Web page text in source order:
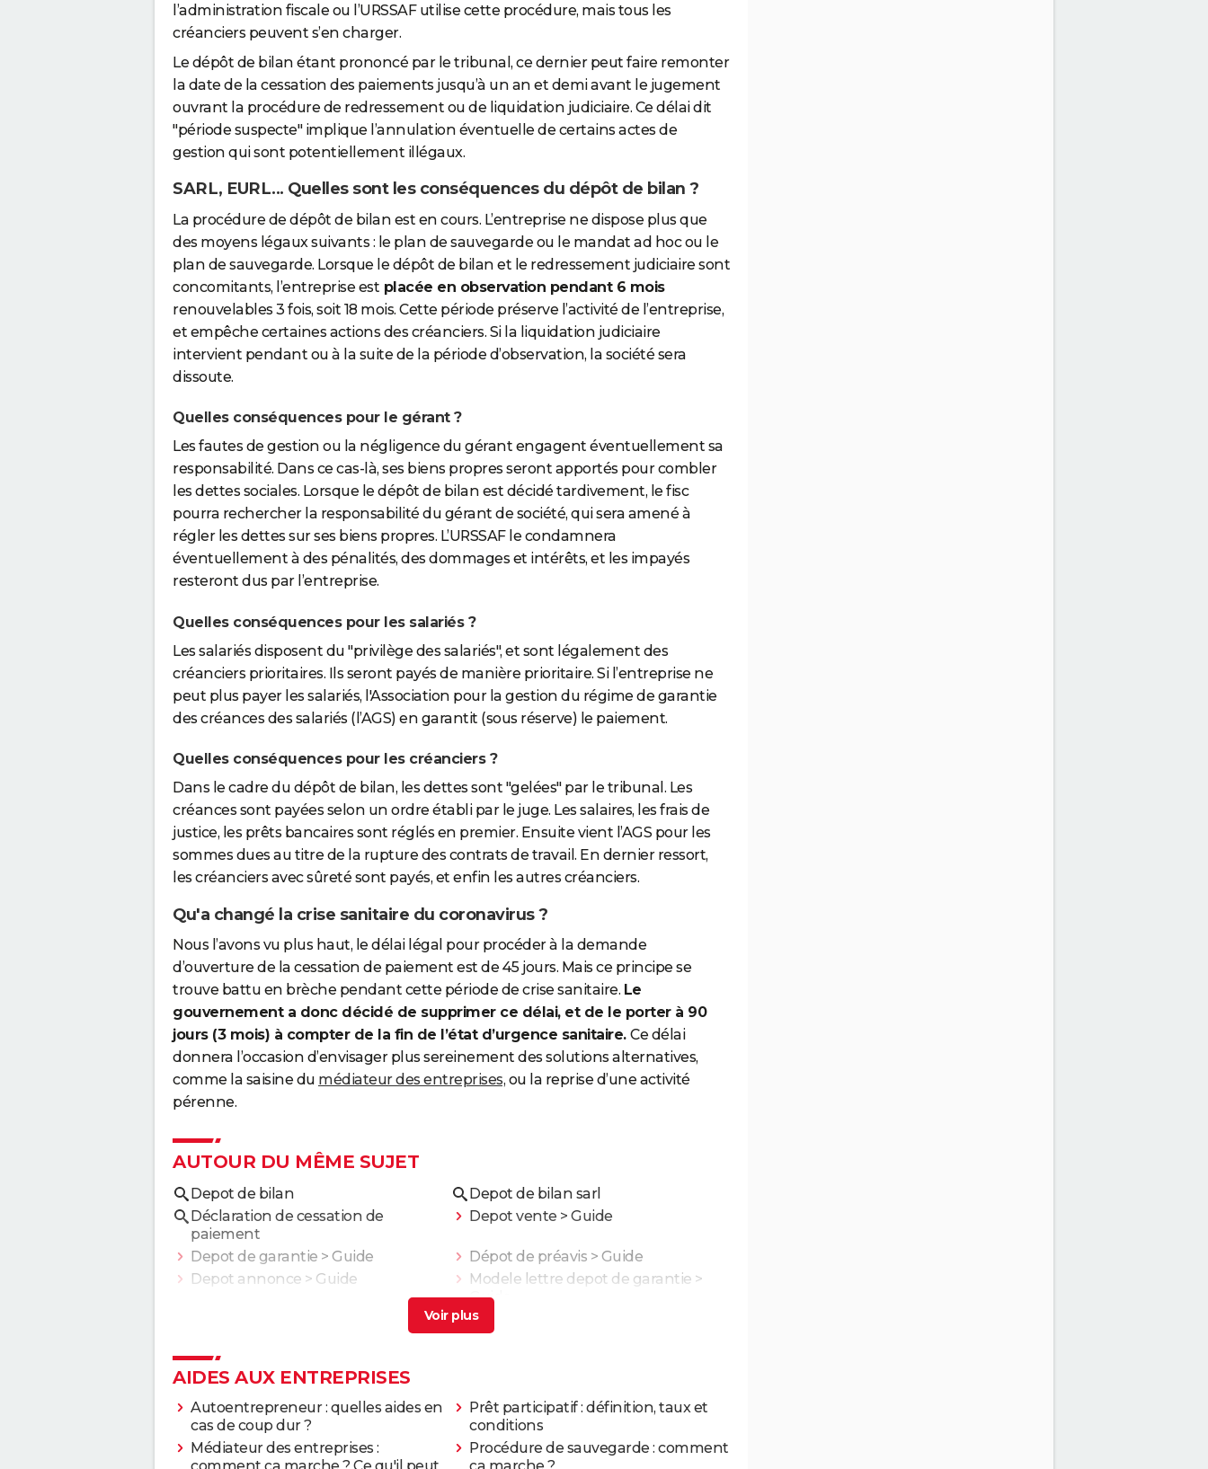
l’administration fiscale ou l’URSSAF utilise cette procédure, mais tous les
créanciers peuvent s’en charger.
Le dépôt de bilan étant prononcé par le tribunal, ce dernier peut faire remonter
la date de la cessation des paiements jusqu’à un an et demi avant le jugement
ouvrant la procédure de redressement ou de liquidation judiciaire. Ce délai dit
"période suspecte" implique l’annulation éventuelle de certains actes de
gestion qui sont potentiellement illégaux.
SARL, EURL... Quelles sont les conséquences du dépôt de bilan ?
La procédure de dépôt de bilan est en cours. L’entreprise ne dispose plus que
des moyens légaux suivants : le plan de sauvegarde ou le mandat ad hoc ou le
plan de sauvegarde. Lorsque le dépôt de bilan et le redressement judiciaire sont
concomitants, l’entreprise est placée en observation pendant 6 mois
renouvelables 3 fois, soit 18 mois. Cette période préserve l’activité de l’entreprise,
et empêche certaines actions des créanciers. Si la liquidation judiciaire
intervient pendant ou à la suite de la période d’observation, la société sera
dissoute.
Quelles conséquences pour le gérant ?
Les fautes de gestion ou la négligence du gérant engagent éventuellement sa
responsabilité. Dans ce cas-là, ses biens propres seront apportés pour combler
les dettes sociales. Lorsque le dépôt de bilan est décidé tardivement, le fisc
pourra rechercher la responsabilité du gérant de société, qui sera amené à
régler les dettes sur ses biens propres. L’URSSAF le condamnera
éventuellement à des pénalités, des dommages et intérêts, et les impayés
resteront dus par l’entreprise.
Quelles conséquences pour les salariés ?
Les salariés disposent du "privilège des salariés", et sont légalement des
créanciers prioritaires. Ils seront payés de manière prioritaire. Si l’entreprise ne
peut plus payer les salariés, l'Association pour la gestion du régime de garantie
des créances des salariés (l’AGS) en garantit (sous réserve) le paiement.
Quelles conséquences pour les créanciers ?
Dans le cadre du dépôt de bilan, les dettes sont "gelées" par le tribunal. Les
créances sont payées selon un ordre établi par le juge. Les salaires, les frais de
justice, les prêts bancaires sont réglés en premier. Ensuite vient l’AGS pour les
sommes dues au titre de la rupture des contrats de travail. En dernier ressort,
les créanciers avec sûreté sont payés, et enfin les autres créanciers.
Qu'a changé la crise sanitaire du coronavirus ?
Nous l’avons vu plus haut, le délai légal pour procéder à la demande
d’ouverture de la cessation de paiement est de 45 jours. Mais ce principe se
trouve battu en brèche pendant cette période de crise sanitaire. Le
gouvernement a donc décidé de supprimer ce délai, et de le porter à 90
jours (3 mois) à compter de la fin de l’état d’urgence sanitaire. Ce délai
donnera l’occasion d’envisager plus sereinement des solutions alternatives,
comme la saisine du médiateur des entreprises, ou la reprise d’une activité
pérenne.
AUTOUR DU MÊME SUJET
Depot de bilan
Depot de bilan sarl
Déclaration de cessation de
paiement
Depot vente > Guide
Depot de garantie > Guide Dépot de préavis > Guide
Depot annonce > Guide Modele lettre depot de garantie >
Guide
AIDES AUX ENTREPRISES
Autoentrepreneur : quelles aides en
cas de coup dur ?
Prêt participatif : définition, taux et
conditions
Médiateur des entreprises :
Procédure de sauvegarde : comment